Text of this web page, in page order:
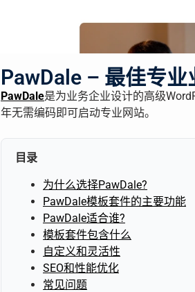
PawDale – 最佳专
PawDale是为业务企业设计的高级
年无需编码即可启动专业网站。
目录
为什么选择PawDale?
PawDale模板套件的主要功能
PawDale适合谁?
模板套件包含什么
自定义和灵活性
SEO和性能优化
常见问题